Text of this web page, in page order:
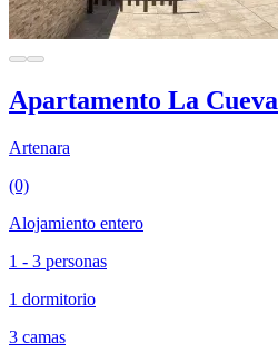
Apartamento La Cueva
Artenara
(0)
Alojamiento entero
1 - 3 personas
1 dormitorio
3 camas